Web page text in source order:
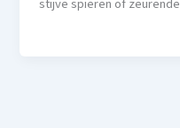
stijve spieren of zeurende